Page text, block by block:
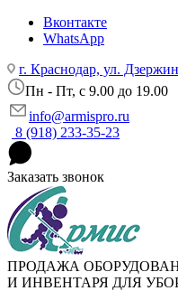
Вконтакте
WhatsApp
г. Краснодар, ул.
Пн - Пт, c 9.00 до 19.00
info@armispro.ru
8 (918) 233-35-23
Заказать звонок
ПРОДАЖА
И ИНВЕНТАРЯ ДЛЯ